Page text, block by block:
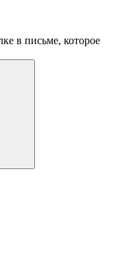
в письме, которое